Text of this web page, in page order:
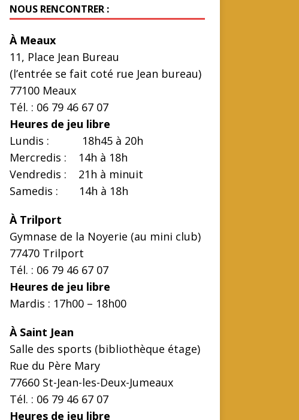
NOUS RENCONTRER :
À Meaux
11, Place Jean Bureau
(l’entrée se fait coté rue Jean bureau)
77100 Meaux
Tél. : 06 79 46 67 07
Heures de jeu libre
Lundis : 18h45 à 20h
Mercredis : 14h à 18h
Vendredis : 21h à minuit
Samedis : 14h à 18h
À Trilport
Gymnase de la Noyerie (au mini club)
77470 Trilport
Tél. : 06 79 46 67 07
Heures de jeu libre
Mardis : 17h00 – 18h00
À Saint Jean
Salle des sports (bibliothèque étage)
Rue du Père Mary
77660 St-Jean-les-Deux-Jumeaux
Tél. : 06 79 46 67 07
Heures de jeu libre